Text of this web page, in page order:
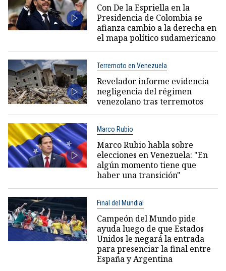
Con De la Espriella en la
Presidencia de Colombia se
afianza cambio a la derecha en
el mapa político sudamericano
Terremoto en Venezuela
Revelador informe evidencia
negligencia del régimen
venezolano tras terremotos
Marco Rubio
Marco Rubio habla sobre
elecciones en Venezuela: "En
algún momento tiene que
haber una transición"
Final del Mundial
Campeón del Mundo pide
ayuda luego de que Estados
Unidos le negará la entrada
para presenciar la final entre
España y Argentina